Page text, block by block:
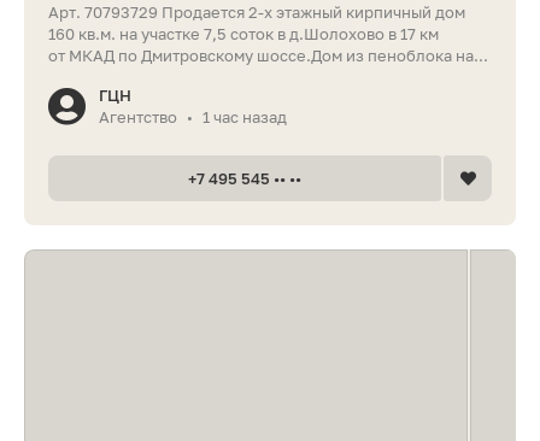
Арт. 70793729 Продается 2-х этажный кирпичный дом
160 кв.м. на участке 7,5 соток в д.Шолохово в 17 км
от МКАД по Дмитровскому шоссе.Дом из пеноблока на...
ГЦН
Агентство
• 1 час назад
+7 495 545 •• ••